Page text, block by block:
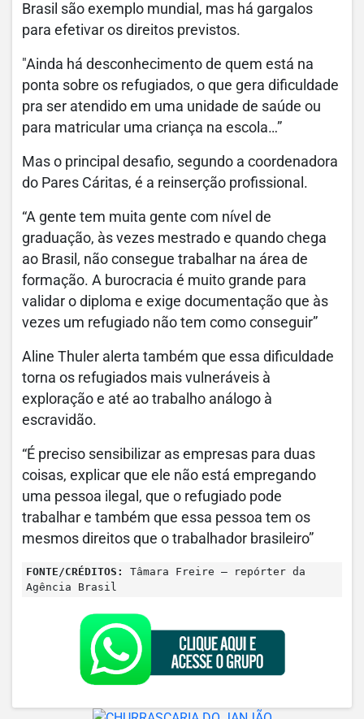
Brasil são exemplo mundial, mas há gargalos
para efetivar os direitos previstos.
"Ainda há desconhecimento de quem está na
ponta sobre os refugiados, o que gera dificuldade
pra ser atendido em uma unidade de saúde ou
para matricular uma criança na escola…”
Mas o principal desafio, segundo a coordenadora
do Pares Cáritas, é a reinserção profissional.
“A gente tem muita gente com nível de
graduação, às vezes mestrado e quando chega
ao Brasil, não consegue trabalhar na área de
formação. A burocracia é muito grande para
validar o diploma e exige documentação que às
vezes um refugiado não tem como conseguir”
Aline Thuler alerta também que essa dificuldade
torna os refugiados mais vulneráveis à
exploração e até ao trabalho análogo à
escravidão.
“É preciso sensibilizar as empresas para duas
coisas, explicar que ele não está empregando
uma pessoa ilegal, que o refugiado pode
trabalhar e também que essa pessoa tem os
mesmos direitos que o trabalhador brasileiro”
FONTE/CRÉDITOS:
Tâmara Freire – repórter da
Agência Brasil